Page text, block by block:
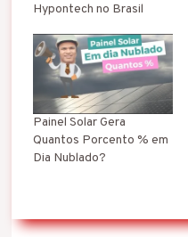
Hypontech no Brasil
Painel Solar Gera
Quantos Porcento % em
Dia Nublado?